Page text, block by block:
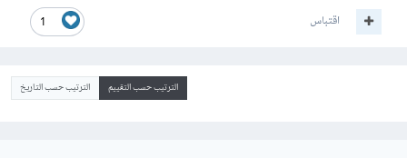
1 اقتباس
الترتيب حسب التقييم الترتيب حسب التاريخ